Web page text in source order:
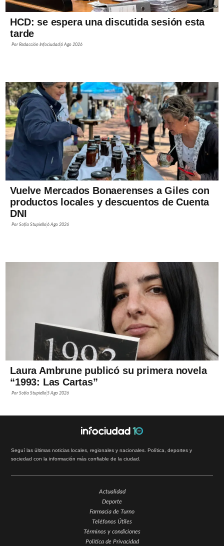
HCD: se espera una discutida sesión esta
tarde
PorRedacción Infociudad6 Ago 2026
Vuelve Mercados Bonaerenses a Giles con
productos locales y descuentos de Cuenta
DNI
PorSofía Stupiello6 Ago 2026
Laura Ambrune publicó su primera novela
“1993: Las Cartas”
PorSofía Stupiello5 Ago 2026
Seguí las últimas noticias locales, regionales y nacionales. Política, deportes y
sociedad con la información más confiable de la ciudad.
Actualidad
Deporte
Farmacia de Turno
Teléfonos Útiles
Términos y condiciones
Política de Privacidad